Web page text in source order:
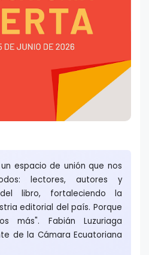
un espacio de unión que nos
lectores, autores y
libro, fortaleciendo la
editorial del país. Porque
más". Fabián Luzuriaga
de la Cámara Ecuatoriana